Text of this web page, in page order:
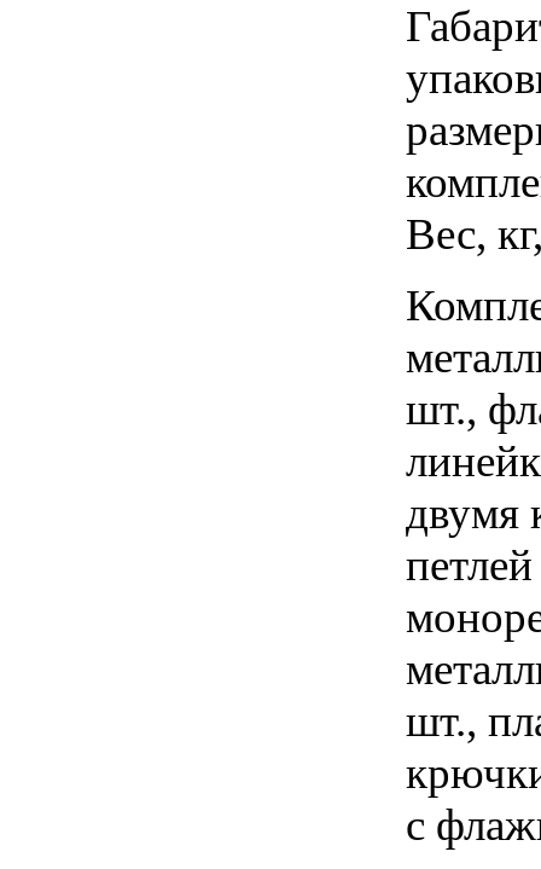
Вес,
шт.,
двумя
шт.,
с